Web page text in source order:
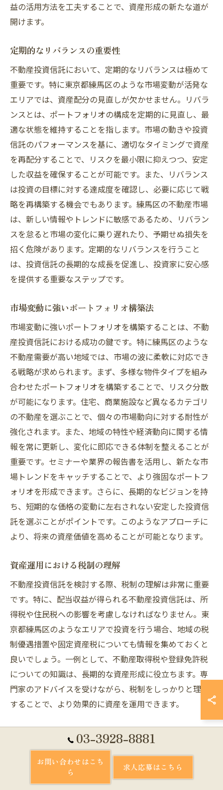
益の活用方法を工夫することで、資産形成の新たな道が
開けます。
定期的なリバランスの重要性
不動産投資信託において、定期的なリバランスは極めて
重要です。特に東京都練馬区のような市場変動が活発な
エリアでは、資産配分の見直しが欠かせません。リバラ
ンスとは、ポートフォリオの構成を定期的に見直し、最
適な状態を維持することを指します。市場の動きや投資
信託のパフォーマンスを基に、適切なタイミングで資産
を再配分することで、リスクを最小限に抑えつつ、安定
した収益を確保することが可能です。また、リバランス
は投資の目標に対する達成度を確認し、必要に応じて戦
略を再構築する機会でもあります。練馬区の不動産市場
は、新しい情報やトレンドに敏感であるため、リバラン
スを怠ると市場の変化に乗り遅れたり、予期せぬ損失を
招く危険があります。定期的なリバランスを行うこと
は、投資信託の長期的な成長を促進し、投資家に安心感
を提供する重要なステップです。
市場変動に強いポートフォリオ構築法
市場変動に強いポートフォリオを構築することは、不動
産投資信託における成功の鍵です。特に練馬区のような
不動産需要が高い地域では、市場の波に柔軟に対応でき
る戦略が求められます。まず、多様な物件タイプを組み
合わせたポートフォリオを構築することで、リスク分散
が可能になります。住宅、商業施設など異なるカテゴリ
の不動産を選ぶことで、個々の市場動向に対する耐性が
強化されます。また、地域の特性や経済動向に関する情
報を常に更新し、変化に即応できる体制を整えることが
重要です。セミナーや業界の報告書を活用し、新たな市
場トレンドをキャッチすることで、より強固なポートフ
ォリオを形成できます。さらに、長期的なビジョンを持
ち、短期的な価格の変動に左右されない安定した投資信
託を選ぶことがポイントです。このようなアプローチに
より、将来の資産価値を高めることが可能となります。
資産運用における税制の理解
不動産投資信託を検討する際、税制の理解は非常に重要
です。特に、配当収益が得られる不動産投資信託は、所
得税や住民税への影響を考慮しなければなりません。東
京都練馬区のようなエリアで投資を行う場合、地域の税
制優遇措置や固定資産税についても情報を集めておくと
良いでしょう。一例として、不動産取得税や登録免許税
についての知識は、長期的な資産形成に役立ちます。専
門家のアドバイスを受けながら、税制をしっかりと理解
することで、より効果的に資産を運用できます。
投資目標に応じた信託選びのコツ
投資信託を選ぶ際には、明確な投資目標を設定すること
が重要です。東京都練馬区での不動産投資信託は、安定
したキャッシュフローを目指すのか、資産の増加を狙う
03-3928-8881
お問い合わせはこち
ら
求人応募はこちら